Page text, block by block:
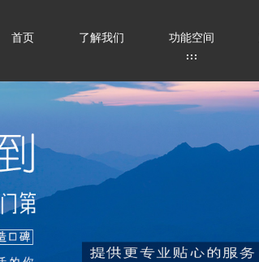
首页 了解我们 功能空间